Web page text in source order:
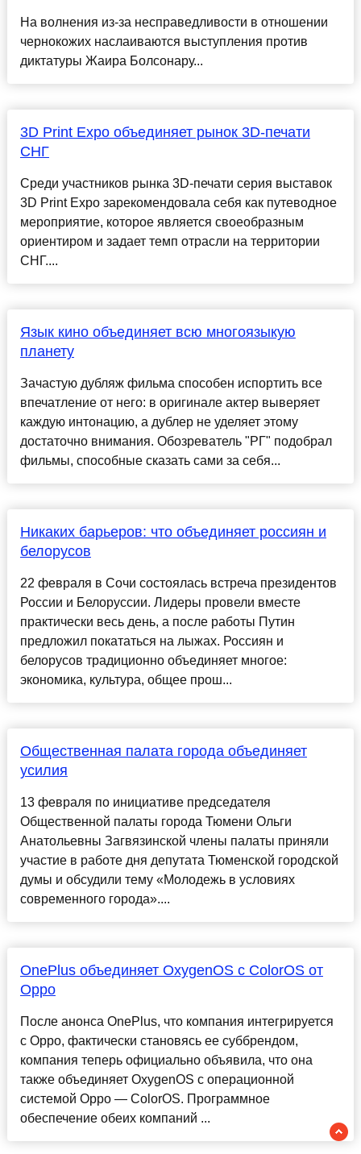
На волнения из-за несправедливости в отношении
чернокожих наслаиваются выступления против
диктатуры Жаира Болсонару...
3D Print Expo объединяет рынок 3D-печати
СНГ
Среди участников рынка 3D-печати серия выставок
3D Print Expo зарекомендовала себя как путеводное
мероприятие, которое является своеобразным
ориентиром и задает темп отрасли на территории
СНГ....
Язык кино объединяет всю многоязыкую
планету
Зачастую дубляж фильма способен испортить все
впечатление от него: в оригинале актер выверяет
каждую интонацию, а дублер не уделяет этому
достаточно внимания. Обозреватель "РГ" подобрал
фильмы, способные сказать сами за себя...
Никаких барьеров: что объединяет россиян и
белорусов
22 февраля в Сочи состоялась встреча президентов
России и Белоруссии. Лидеры провели вместе
практически весь день, а после работы Путин
предложил покататься на лыжах. Россиян и
белорусов традиционно объединяет многое:
экономика, культура, общее прош...
Общественная палата города объединяет
усилия
13 февраля по инициативе председателя
Общественной палаты города Тюмени Ольги
Анатольевны Загвязинской члены палаты приняли
участие в работе дня депутата Тюменской городской
думы и обсудили тему «Молодежь в условиях
современного города»....
OnePlus объединяет OxygenOS с ColorOS от
Oppo
После анонса OnePlus, что компания интегрируется
с Oppo, фактически становясь ее суббрендом,
компания теперь официально объявила, что она
также объединяет OxygenOS с операционной
системой Oppo — ColorOS. Программное
обеспечение обеих компаний ...